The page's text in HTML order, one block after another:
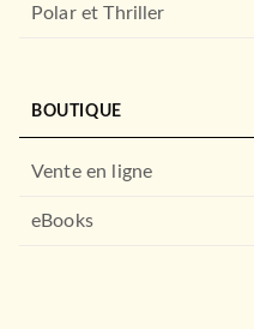
Polar et Thriller
BOUTIQUE
Vente en ligne
eBooks